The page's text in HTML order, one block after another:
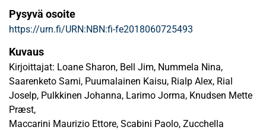
Pysyvä osoite
https://urn.fi/URN:NBN:fi-fe2018060725493
Kuvaus
Kirjoittajat: Loane Sharon, Bell Jim, Nummela Nina,
Saarenketo Sami, Puumalainen Kaisu, Rialp Alex, Rial
Joselp, Pulkkinen Johanna, Larimo Jorma, Knudsen Mette
Præst,
Maccarini Maurizio Ettore, Scabini Paolo, Zucchella